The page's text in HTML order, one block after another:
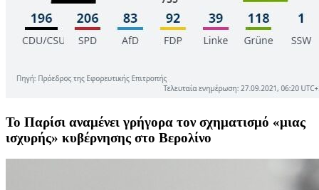
Το Παρίσι αναμένει γρήγορα τον σχηματισμό «μιας
ισχυρής» κυβέρνησης στο Βερολίνο